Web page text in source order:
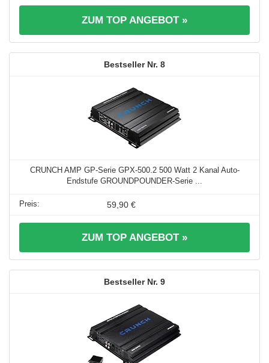
ZUM TOP ANGEBOT »
8
CRUNCH AMP GP-Serie GPX-500.2 500 Watt 2 Kanal Auto-
Endstufe GROUNDPOUNDER-Serie ...
59,90 €
ZUM TOP ANGEBOT »
9